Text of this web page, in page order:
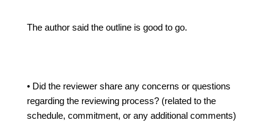
The author said the outline is good to go.
• Did the reviewer share any concerns or questions
regarding the reviewing process? (related to the
schedule, commitment, or any additional comments)